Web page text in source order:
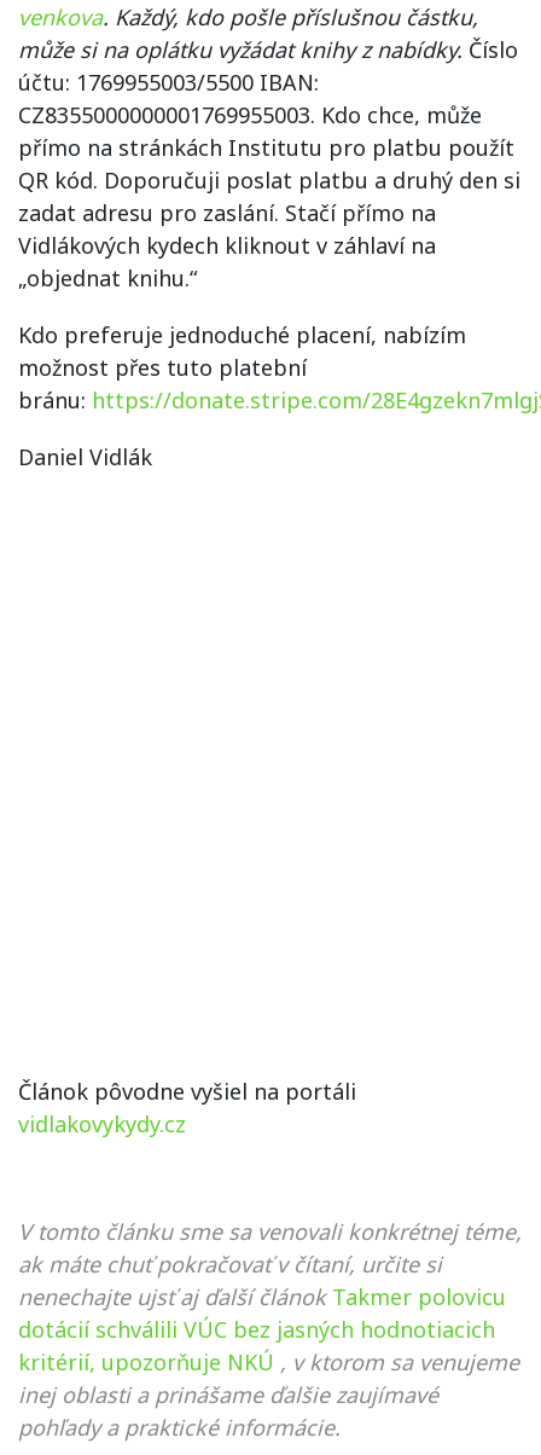
venkova. Každý, kdo pošle příslušnou částku,
může si na oplátku vyžádat knihy z nabídky. Číslo
účtu: 1769955003/5500 IBAN:
CZ8355000000001769955003. Kdo chce, může
přímo na stránkách Institutu pro platbu použít
QR kód. Doporučuji poslat platbu a druhý den si
zadat adresu pro zaslání. Stačí přímo na
Vidlákových kydech kliknout v záhlaví na
„objednat knihu.“
Kdo preferuje jednoduché placení, nabízím
možnost přes tuto platební
bránu: https://donate.stripe.com/
Daniel Vidlák
Článok pôvodne vyšiel na portáli
vidlakovykydy.cz
V tomto článku sme sa venovali konkrétnej téme,
ak máte chuť pokračovať v čítaní, určite si
nenechajte ujsť aj ďalší článok Takmer polovicu
dotácií schválili VÚC bez jasných hodnotiacich
kritérií, upozorňuje NKÚ , v ktorom sa venujeme
inej oblasti a prinášame ďalšie zaujímavé
pohľady a praktické informácie.